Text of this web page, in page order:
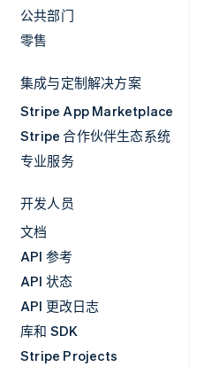
公共部门
零售
集成与定制解决方案
Stripe App Marketplace
Stripe 合作伙伴生态系统
专业服务
开发人员
文档
API 参考
API 状态
API 更改日志
库和 SDK
Stripe Projects